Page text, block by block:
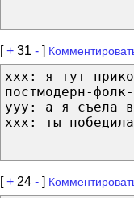
[+ 31 - ]
ххх: я тут
постмодерн-
ууу: а я съела
ххх: ты победила
[+ 24 - ]